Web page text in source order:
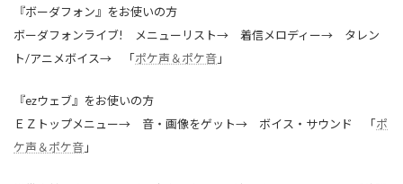
『ボーダフォン』をお使いの方
ボーダフォンライブ! メニューリスト→ 着信メロディー→ タレン
ト/アニメボイス→ 「ポケ声＆ポケ音 」
『ezウェブ』をお使いの方
ＥＺトップメニュー→ 音・画像をゲット→ ボイス・サウンド 「ポ
ケ声＆ポケ音 」